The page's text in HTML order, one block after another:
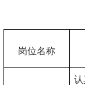
岗位名称
认